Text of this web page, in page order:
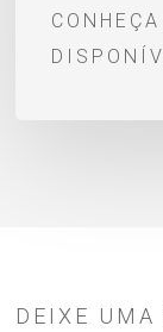
DEIXE UMA